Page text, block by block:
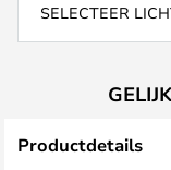
SELECTEER
Productdetails